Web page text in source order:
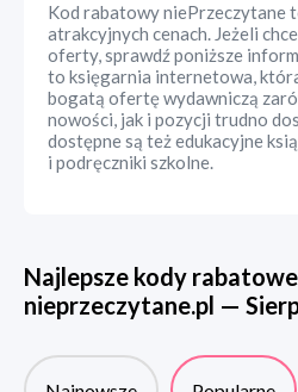
Kod rabatowy niePrzeczytane
atrakcyjnych cenach. Jeżeli
oferty, sprawdź poniższe
to księgarnia internetowa,
bogatą ofertę wydawniczą
nowości, jak i pozycji trudno
dostępne są też edukacyjne
i podręczniki szkolne.
Najlepsze kody
nieprzeczytane.pl —